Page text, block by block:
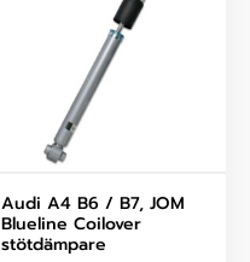
Audi A4 B6 / B7, JOM
Blueline Coilover
stötdämpare